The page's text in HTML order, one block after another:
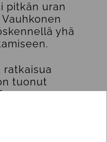
pitkän uran
yhä
ratkaisua
tuonut
että